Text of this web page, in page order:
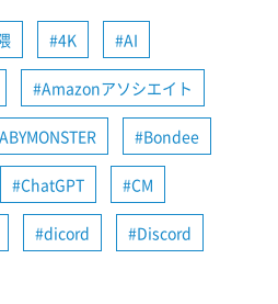
4K AI
Amazonアソシエイト
Bondee
ChatGPT CM
dicord Discord